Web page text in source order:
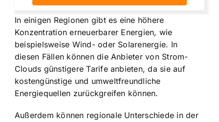
In einigen Regionen gibt es eine höhere
Konzentration erneuerbarer Energien, wie
beispielsweise Wind- oder Solarenergie. In
diesen Fällen können die Anbieter von Strom-
Clouds günstigere Tarife anbieten, da sie auf
kostengünstige und umweltfreundliche
Energiequellen zurückgreifen können.
Außerdem können regionale Unterschiede in der